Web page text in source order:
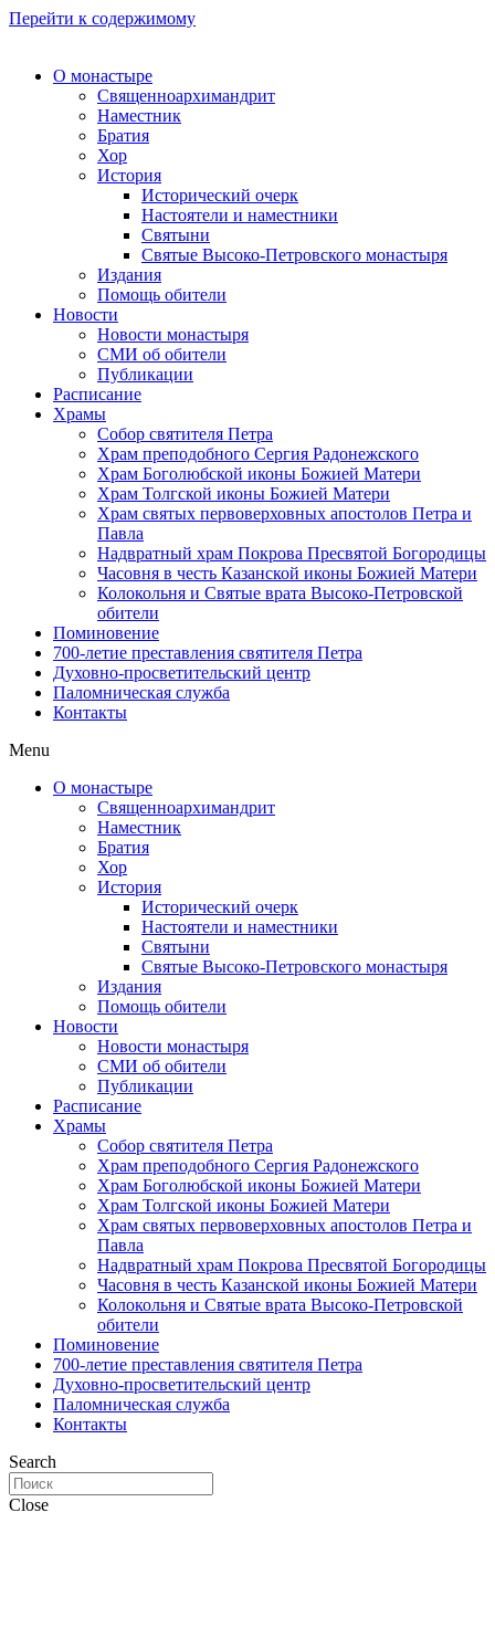
Перейти к содержимому
О монастыре
Священноархимандрит
Наместник
Братия
Хор
История
Исторический очерк
Настоятели и наместники
Святыни
Святые Высоко-Петровского монастыря
Издания
Помощь обители
Новости
Новости монастыря
СМИ об обители
Публикации
Расписание
Храмы
Собор святителя Петра
Храм преподобного Сергия Радонежского
Храм Боголюбской иконы Божией Матери
Храм Толгской иконы Божией Матери
Храм святых первоверховных апостолов Петра и
Павла
Надвратный храм Покрова Пресвятой Богородицы
Часовня в честь Казанской иконы Божией Матери
Колокольня и Святые врата Высоко-Петровской
обители
Поминовение
700-летие преставления святителя Петра
Духовно-просветительский центр
Паломническая служба
Контакты
Menu
О монастыре
Священноархимандрит
Наместник
Братия
Хор
История
Исторический очерк
Настоятели и наместники
Святыни
Святые Высоко-Петровского монастыря
Издания
Помощь обители
Новости
Новости монастыря
СМИ об обители
Публикации
Расписание
Храмы
Собор святителя Петра
Храм преподобного Сергия Радонежского
Храм Боголюбской иконы Божией Матери
Храм Толгской иконы Божией Матери
Храм святых первоверховных апостолов Петра и
Павла
Надвратный храм Покрова Пресвятой Богородицы
Часовня в честь Казанской иконы Божией Матери
Колокольня и Святые врата Высоко-Петровской
обители
Поминовение
700-летие преставления святителя Петра
Духовно-просветительский центр
Паломническая служба
Контакты
Search
Close